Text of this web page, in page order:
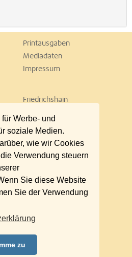
Werbe- und
soziale Medien.
wie wir Cookies
Verwendung steuern
Sie diese Website
Sie der Verwendung
zu
Printausgaben
Mediadaten
Impressum
Friedrichshain
Marzahn
Neukölln
Schöneberg
Steglitz
Umland Ost